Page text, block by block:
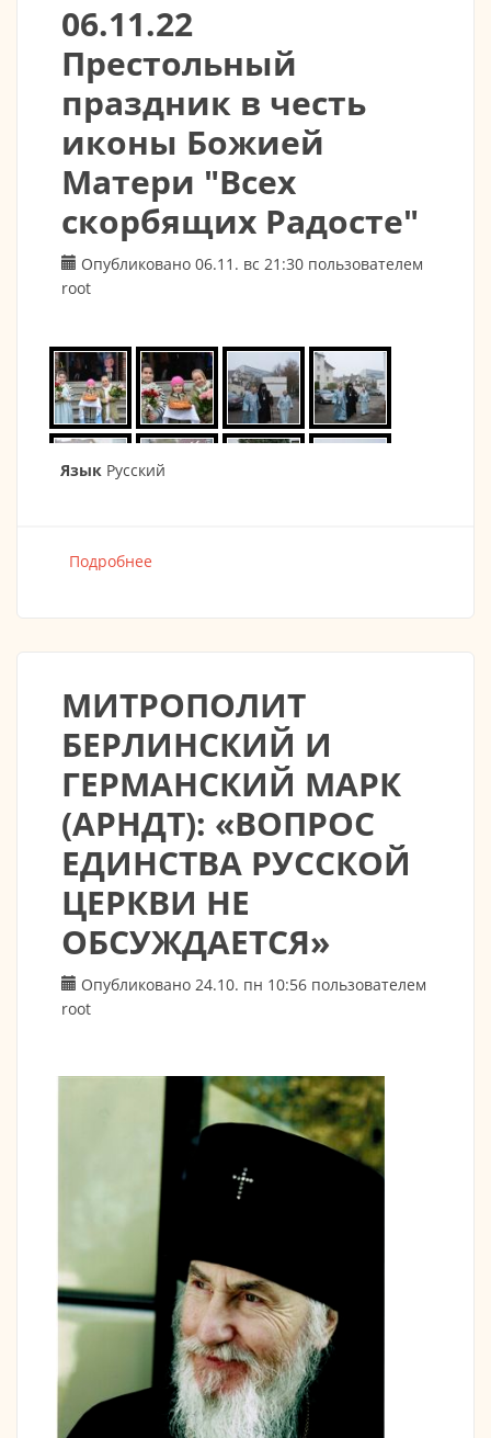
06.11.22
Престольный
праздник в честь
иконы Божией
Матери "Всех
скорбящих Радосте"
Опубликовано 06.11. вс 21:30 пользователем
root
Язык Русский
Подробнее
МИТРОПОЛИТ
БЕРЛИНСКИЙ И
ГЕРМАНСКИЙ МАРК
(АРНДТ): «ВОПРОС
ЕДИНСТВА РУССКОЙ
ЦЕРКВИ НЕ
ОБСУЖДАЕТСЯ»
Опубликовано 24.10. пн 10:56 пользователем
root